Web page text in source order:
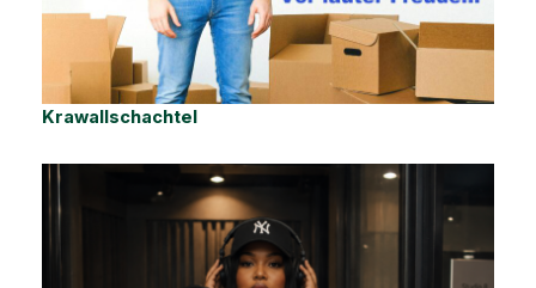
Krawallschachtel